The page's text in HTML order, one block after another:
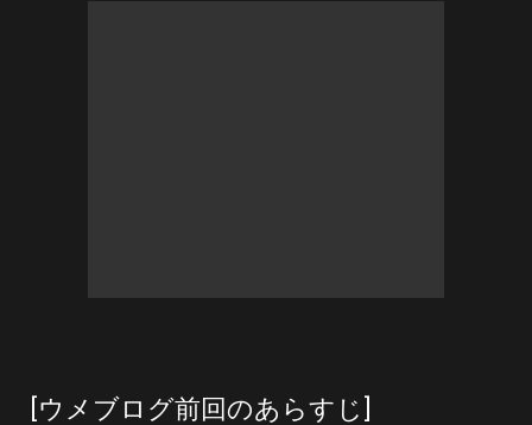
[ウメブログ前回のあらすじ]